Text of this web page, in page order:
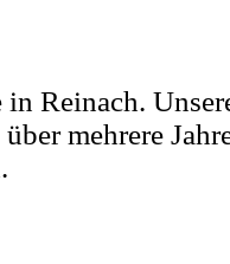
in Reinach.
mehrere